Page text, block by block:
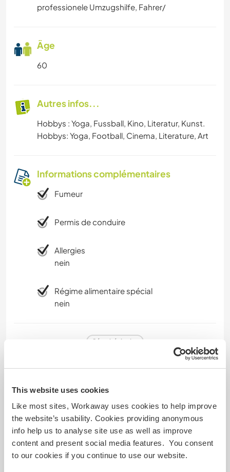
This website uses cookies
Like most sites, Workaway uses cookies to help improve
the website’s usability. Cookies providing anonymous
info help us to analyse site use as well as improve
content and present social media features. You consent
to our cookies if you continue to use our website.
professionele Umzugshilfe, Fahrer/
Âge
60
Autres infos...
Hobbys : Yoga, Fussball, Kino, Literatur, Kunst.
Hobbys: Yoga, Football, Cinema, Literature, Art
Informations complémentaires
Fumeur
Permis de conduire
Allergies
nein
Régime alimentaire spécial
nein
Sécurité du site
6 mai 2025
Laissé par l'hôte (Come to the Côte d'Azur, help ...) pour le
workawayer ()